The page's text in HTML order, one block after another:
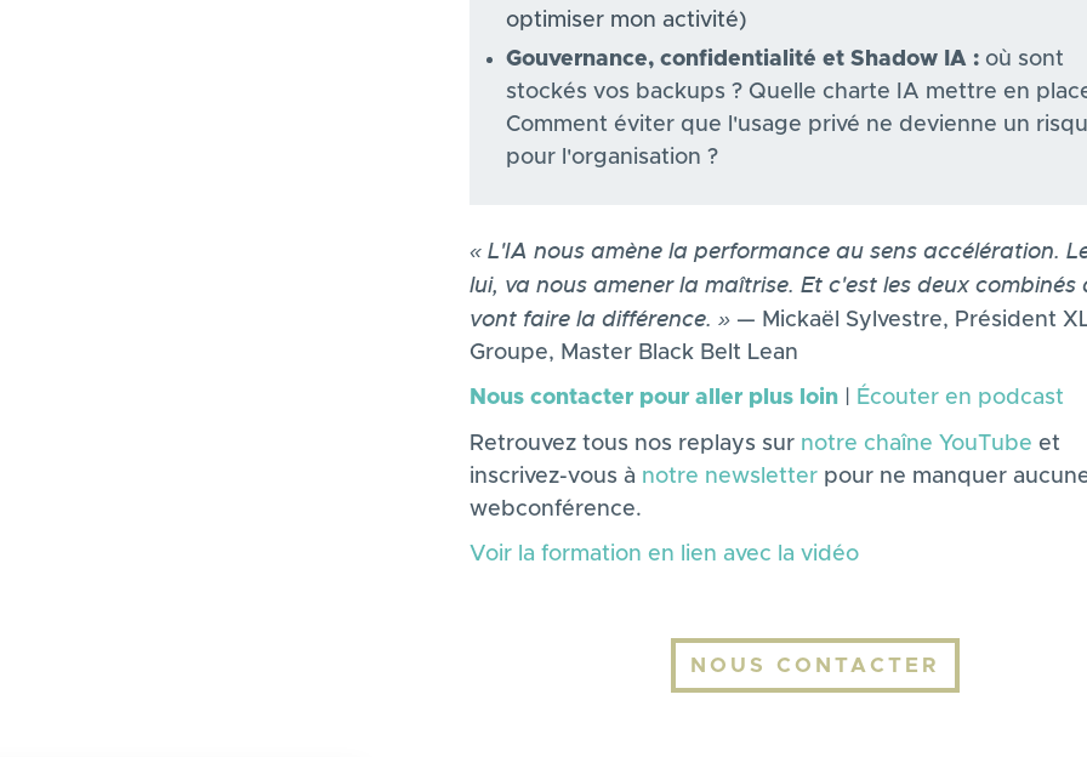
optimiser mon activité)
Gouvernance, confidentialité et Shadow IA : où sont
stockés vos backups ? Quelle charte IA mettre en
Comment éviter que l'usage privé ne devienne un
pour l'organisation ?
« L'IA nous amène la performance au sens accélération.
lui, va nous amener la maîtrise. Et c'est les deux combinés
vont faire la différence. » — Mickaël Sylvestre, Président
Groupe, Master Black Belt Lean
Nous contacter pour aller plus loin Écouter en podcast
Retrouvez tous nos replays sur notre chaîne YouTube et
inscrivez-vous à notre newsletter pour ne manquer
webconférence.
Voir la formation en lien avec la vidéo
NOUS CONTACTER